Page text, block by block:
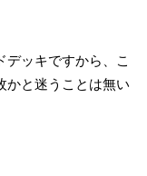
デッキですから、こ
かと迷うことは無い